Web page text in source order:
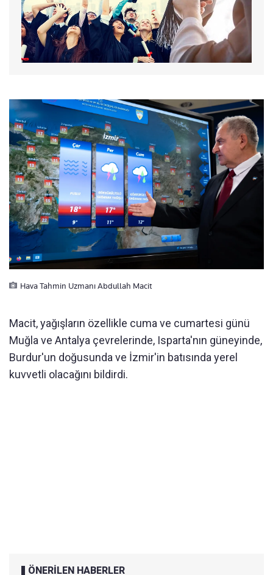
Hava Tahmin Uzmanı Abdullah Macit
Macit, yağışların özellikle cuma ve cumartesi günü
Muğla ve Antalya çevrelerinde, Isparta'nın güneyinde,
Burdur'un doğusunda ve İzmir'in batısında yerel
kuvvetli olacağını bildirdi.
ÖNERİLEN HABERLER